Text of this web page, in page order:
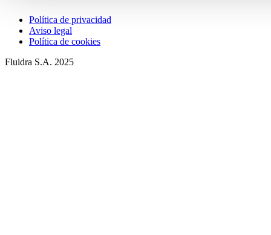
Política de privacidad
Aviso legal
Política de cookies
Fluidra S.A. 2025